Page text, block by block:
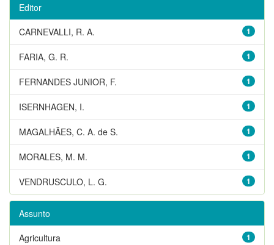
Editor
1
CARNEVALLI, R. A.
1
FARIA, G. R.
1
FERNANDES JUNIOR, F.
1
ISERNHAGEN, I.
1
MAGALHÃES, C. A. de S.
1
MORALES, M. M.
1
VENDRUSCULO, L. G.
Assunto
1
Agricultura